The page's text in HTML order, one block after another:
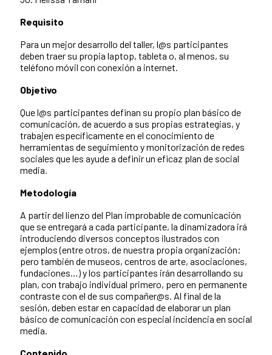
Requisito
Para un mejor desarrollo del taller, l@s participantes
deben traer su propia laptop, tableta o, al menos, su
teléfono móvil con conexión a internet.
Objetivo
Que l@s participantes definan su propio plan básico de
comunicación, de acuerdo a sus propias estrategias, y
trabajen específicamente en el conocimiento de
herramientas de seguimiento y monitorización de redes
sociales que les ayude a definir un eficaz plan de social
media.
Metodología
A partir del lienzo del Plan improbable de comunicación
que se entregará a cada participante, la dinamizadora irá
introduciendo diversos conceptos ilustrados con
ejemplos (entre otros, de nuestra propia organización;
pero también de museos, centros de arte, asociaciones,
fundaciones…) y los participantes irán desarrollando su
plan, con trabajo individual primero, pero en permanente
contraste con el de sus compañer@s. Al final de la
sesión, deben estar en capacidad de elaborar un plan
básico de comunicación con especial incidencia en social
media.